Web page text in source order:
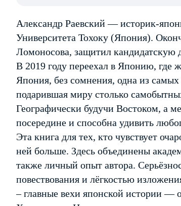
Александр Раевский — историк-
Университета Тохоку (Япония).
Ломоносова, защитил кандидатскую
В 2019 году переехал в Японию, где
Япония, без сомнения, одна из
подарившая миру столько
Географически будучи Востоком, а
посередине и способна удивить
Эта книга для тех, кто чувствует
ней больше. Здесь объединены
также личный опыт автора.
повествования и лёгкостью
– главные вехи японской истории —